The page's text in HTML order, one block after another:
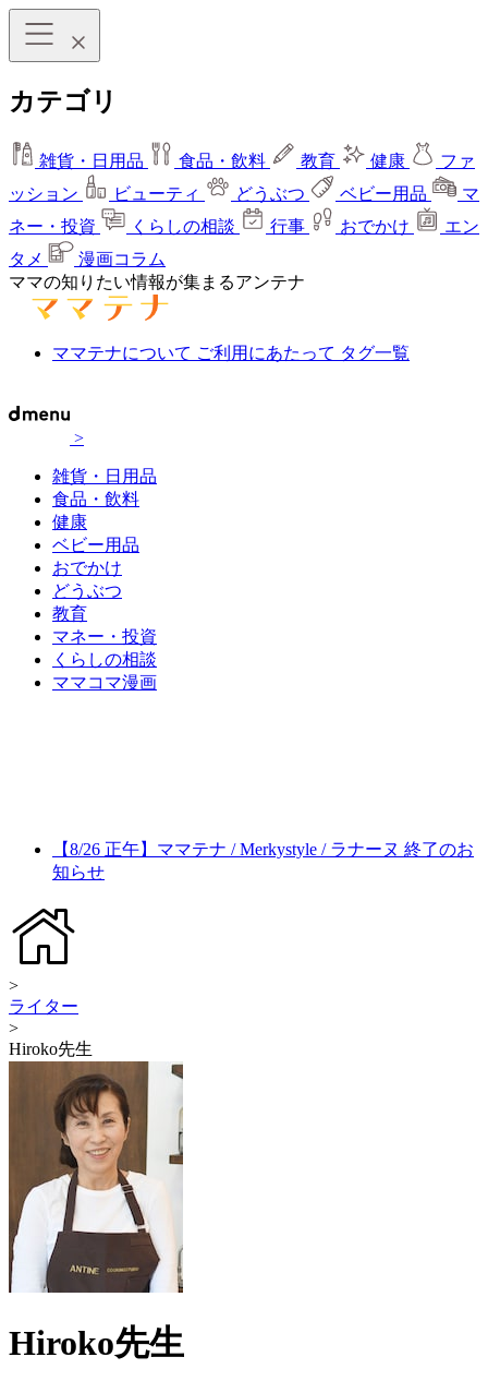
カテゴリ
雑貨・日用品 食品・飲料 教育 健康
ファ
ッション
ビューティ どうぶつ ベビー用品
マ
ネー・投資
くらしの相談 行事 おでかけ
エン
タメ
漫画コラム
ママの知りたい情報が集まるアンテナ
ママテナについて ご利用にあたって タグ一覧
>
雑貨・日用品
食品・飲料
健康
ベビー用品
おでかけ
どうぶつ
教育
マネー・投資
くらしの相談
ママコマ漫画
【8/26 正午】ママテナ / Merkystyle / ラナーヌ 終了のお
知らせ
>
ライター
>
Hiroko先生
Hiroko先生